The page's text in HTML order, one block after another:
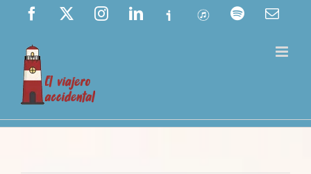
Saltar
contenido
Facebook InstagramLinkedIn
Ivoox ITunes Spotify